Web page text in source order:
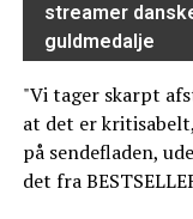
streamer
guldmedalje
"Vi tager skarpt
at det er
på sendefladen,
det fra